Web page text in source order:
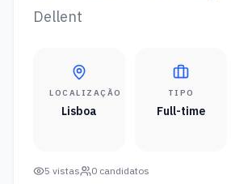
Dellent
LOCALIZAÇÃO
Lisboa
TIPO
Full-time
5 vistas 0 candidatos